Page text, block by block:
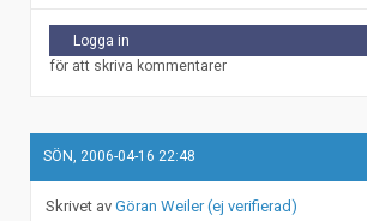
Logga in
för att skriva kommentarer
SÖN, 2006-04-16 22:48
Göran Weiler (ej verifierad)